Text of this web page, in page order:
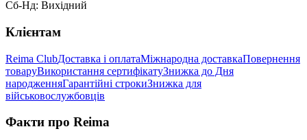
Сб-Нд: Вихідний
Клієнтам
Reima ClubДоставка і оплатаМіжнародна доставкаПовернення
товаруВикористання сертифікатуЗнижка до Дня
народженняГарантійні строкиЗнижка для
військовослужбовців
Факти про Reima